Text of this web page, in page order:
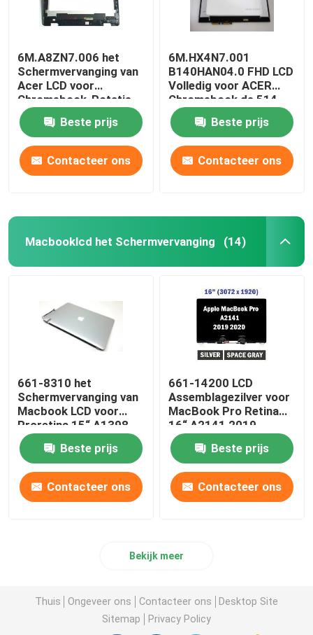
6M.A8ZN7.006 het
Schermvervanging van
Acer LCD voor
Chromebook-Rotatie
511 R753T 11,6 Duim
Beste prijs
Contacteer ons
6M.HX4N7.001
B140HAN04.0 FHD LCD
Volledig voor ACER
Chromebook de 514
cp514-1h-r4hq-V.S.
Beste prijs
Contacteer ons
Macbooklcd het Schermvervanging (14)
661-8310 het
Schermvervanging van
Macbook LCD voor
Proretina 15“ A1398
eind 2013-2014 van
Apple
Beste prijs
Contacteer ons
661-14200 LCD
Assemblagezilver voor
MacBook Pro Retina
16“ A2141 2019
EMC3347
Beste prijs
Contacteer ons
Bekijk meer
Thuis Ongeveer ons Contacteer ons
Desktop Site
Sitemap
Privacy Policy